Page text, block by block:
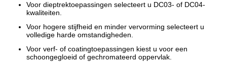
Voor dieptrektoepassingen selecteert u DC03- of DC04-
kwaliteiten.
Voor hogere stijfheid en minder vervorming selecteert u
volledige harde omstandigheden.
Voor verf- of coatingtoepassingen kiest u voor een
schoongegloeid of gechromateerd oppervlak.